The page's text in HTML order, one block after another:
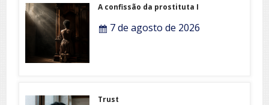
A confissão da prostituta I
7 de agosto de 2026
Trust